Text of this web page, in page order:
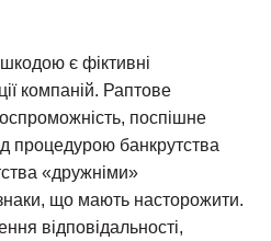
є фіктивні
компаній. Раптове
поспішне
процедурою банкрутства
«дружніми»
що мають насторожити.
відповідальності,